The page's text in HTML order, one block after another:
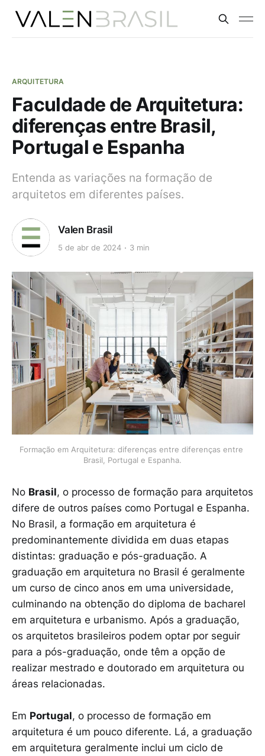
ARQUITETURA
Faculdade de Arquitetura:
diferenças entre Brasil,
Portugal e Espanha
Entenda as variações na formação de
arquitetos em diferentes países.
Valen Brasil
5 de abr de 2024 3 min
Formação em Arquitetura: diferenças entre diferenças entre
Brasil, Portugal e Espanha.
No Brasil, o processo de formação para arquitetos
difere de outros países como Portugal e Espanha.
No Brasil, a formação em arquitetura é
predominantemente dividida em duas etapas
distintas: graduação e pós-graduação. A
graduação em arquitetura no Brasil é geralmente
um curso de cinco anos em uma universidade,
culminando na obtenção do diploma de bacharel
em arquitetura e urbanismo. Após a graduação,
os arquitetos brasileiros podem optar por seguir
para a pós-graduação, onde têm a opção de
realizar mestrado e doutorado em arquitetura ou
áreas relacionadas.
Em Portugal, o processo de formação em
arquitetura é um pouco diferente. Lá, a graduação
em arquitetura geralmente inclui um ciclo de